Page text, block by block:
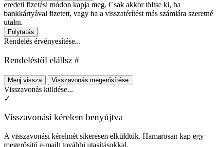
eredeti fizetési módon kapja meg. Csak akkor töltse ki, ha
bankkártyával fizetett, vagy ha a visszatérítést más számlára szeretné
utalni.
Folytatás
Rendelés érvényesítése...
Rendeléstől elállsz #
Menj vissza Visszavonás megerősítése
Visszavonás küldése...
✓
Visszavonási kérelem benyújtva
A visszavonási kérelmét sikeresen elküldtük. Hamarosan kap egy
megerősítő e-mailt további utasításokkal.